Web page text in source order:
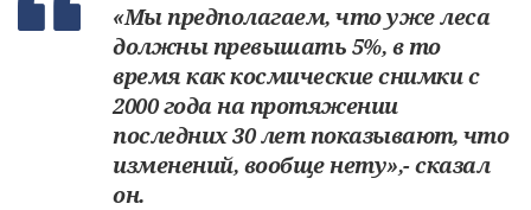
«Мы предполагаем, что уже леса
должны превышать 5%, в то
время как космические снимки с
2000 года на протяжении
последних 30 лет показывают, что
изменений, вообще нету»,- сказал
он.